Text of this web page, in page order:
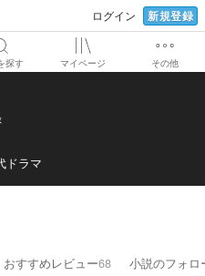
ログイン 新規登録
探す マイページ その他
ドラマ
おすすめレビュー68 小説のフォロ